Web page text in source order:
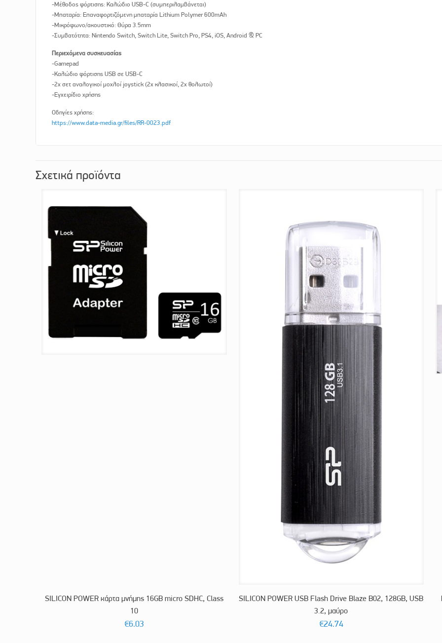
-Μέθοδος φόρτισης: Καλώδιο USB-C (συμπεριλαμβάνεται)
-Μπαταρία: Επαναφορτιζόμενη μπαταρία Lithium Polymer 600mAh
-Μικρόφωνο/ακουστικό: Θύρα 3.5mm
-Συμβατότητα: Nintendo Switch, Switch Lite, Switch Pro, PS4, iOS, Android & PC
Περιεχόμενα συσκευασίας
-Gamepad
-Καλώδιο φόρτισης USB σε USB-C
-2x σετ αναλογικοί μοχλοί joystick (2x κλασικοί, 2x θολωτοί)
-Εγχειρίδιο χρήσης
Οδηγίες χρήσης:
https://www.data-media.gr/files/RR-0023.pdf
Σχετικά προϊόντα
SILICON POWER κάρτα μνήμης 16GB micro SDHC, Class
10
€6.03
SILICON POWER USB Flash Drive Blaze B02, 128GB, USB
3.2, μαύρο
€24.74